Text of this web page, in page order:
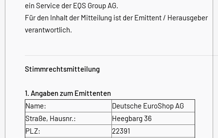
ein Service der EQS Group AG.
Für den Inhalt der Mitteilung ist der Emittent / Herausgeber
verantwortlich.
Stimmrechtsmitteilung
1. Angaben zum Emittenten
Name:
Deutsche EuroShop AG
Straße, Hausnr.:
Heegbarg 36
PLZ:
22391